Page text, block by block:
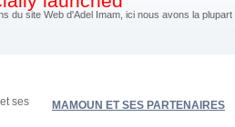
du site Web d'Adel Imam, ici nous avons la
MAMOUN ET SES PARTENAIRES